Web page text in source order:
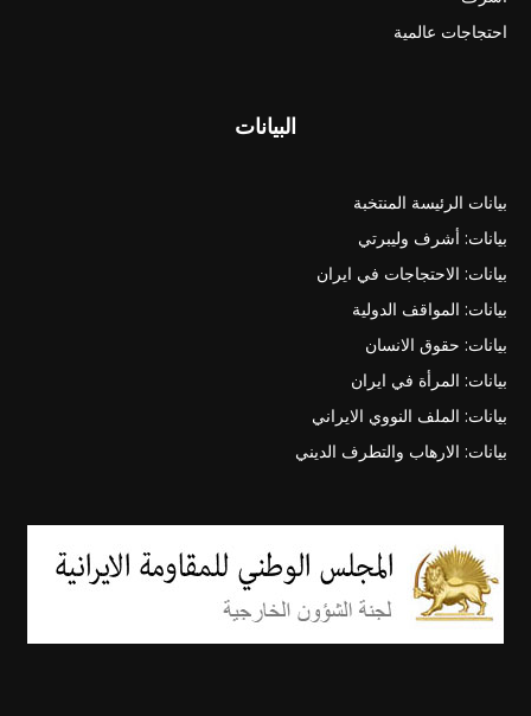
احتجاجات عالمية
البيانات
بيانات الرئيسة المنتخبة
بيانات: أشرف وليبرتي
بيانات: الاحتجاجات في ايران
بيانات: المواقف الدولية
بيانات: حقوق الانسان
بيانات: المرأة في ايران
بيانات: الملف النووي الايراني
بيانات: الارهاب والتطرف الديني